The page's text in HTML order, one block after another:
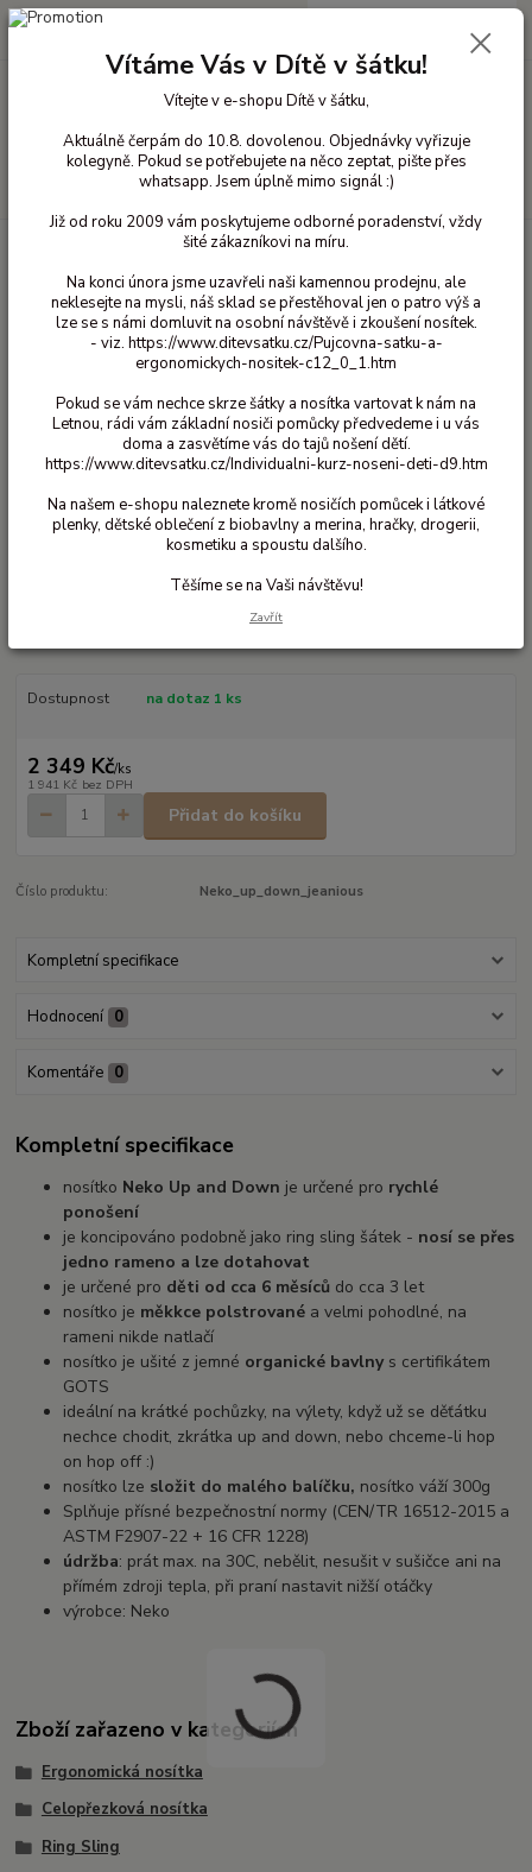
+420 603 818 836
0 Kč
Ergonomická nosítka Celopřezková nosítka
Neko Up and Down - Jeanious
Ohodnotit produkt
Každodenní pomocní na rychlé nošení
Dostupnost na dotaz 1 ks
2 349 Kč/ks
1 941 Kč bez DPH
Přidat do košíku
Číslo produktu: Neko_up_down_jeanious
Kompletní specifikace
Hodnocení 0
Komentáře 0
Kompletní specifikace
nosítko Neko Up and Down je určené pro rychlé
ponošení
je koncipováno podobně jako ring sling šátek - nosí se přes
jedno rameno a lze dotahovat
je určené pro děti od cca 6 měsíců do cca 3 let
nosítko je měkkce polstrované a velmi pohodlné, na
rameni nikde natlačí
nosítko je ušité z jemné organické bavlnys certifikátem
GOTS
ideální na krátké pochůzky, na výlety, když už se děťátku
nechce chodit, zkrátka up and down, nebo chceme-li hop
on hop off :)
nosítko lze složit do malého balíčku, nosítko váží 300g
Splňuje přísné bezpečnostní normy (CEN/TR 16512-2015 a
ASTM F2907-22 + 16 CFR 1228)
údržba: prát max. na 30C, nebělit, nesušit v sušičce ani na
přímém zdroji tepla, při praní nastavit nižší otáčky
výrobce: Neko
Zboží zařazeno v kategoriích
Ergonomická nosítka
Celopřezková nosítka
Ring Sling
Vítáme Vás v Dítě v šátku!
Vítejte v e-shopu Dítě v šátku,
Aktuálně čerpám do 10.8. dovolenou. Objednávky vyřizuje
kolegyně. Pokud se potřebujete na něco zeptat, pište přes
whatsapp. Jsem úplně mimo signál :)
Již od roku 2009 vám poskytujeme odborné poradenství, vždy
šité zákazníkovi na míru.
Na konci února jsme uzavřeli naši kamennou prodejnu, ale
neklesejte na mysli, náš sklad se přestěhoval jen o patro výš a
lze se s námi domluvit na osobní návštěvě i zkoušení nosítek.
- viz. https://www.ditevsatku.cz/Pujcovna-satku-a-
ergonomickych-nositek-c12_0_1.htm
Pokud se vám nechce skrze šátky a nosítka vartovat k nám na
Letnou, rádi vám základní nosiči pomůcky předvedeme i u vás
doma a zasvětíme vás do tajů nošení dětí.
https://www.ditevsatku.cz/Individualni-kurz-noseni-deti-d9.htm
Na našem e-shopu naleznete kromě nosičích pomůcek i látkové
plenky, dětské oblečení z biobavlny a merina, hračky, drogerii,
kosmetiku a spoustu dalšího.
Těšíme se na Vaši návštěvu!
Zavřít